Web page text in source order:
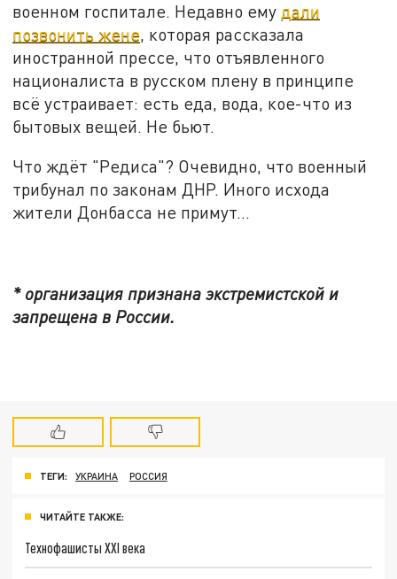
военном госпитале. Недавно ему дали
позвонить жене, которая рассказала
иностранной прессе, что отъявленного
националиста в русском плену в принципе
всё устраивает: есть еда, вода, кое-что из
бытовых вещей. Не бьют.
Что ждёт "Редиса"? Очевидно, что военный
трибунал по законам ДНР. Иного исхода
жители Донбасса не примут…
* организация признана экстремистской и
запрещена в России.
ТЕГИ: УКРАИНА РОССИЯ
ЧИТАЙТЕ ТАКЖЕ:
Технофашисты XXI века